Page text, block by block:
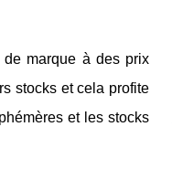
de marque à des prix
stocks et cela profite
et les stocks